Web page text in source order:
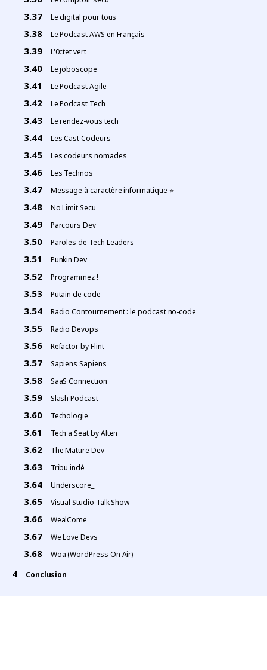
Le digital pour tous
Le Podcast AWS en Français
L'0ctet vert
Le joboscope
Le Podcast Agile
Le Podcast Tech
Le rendez-vous tech
Les Cast Codeurs
Les codeurs nomades
Les Technos
Message à caractère informatique ⭐
No Limit Secu
Parcours Dev
Paroles de Tech Leaders
Punkin Dev
Programmez !
Putain de code
Radio Contournement : le podcast no-code
Radio Devops
Refactor by Flint
Sapiens Sapiens
SaaS Connection
Slash Podcast
Techologie
Tech a Seat by Alten
The Mature Dev
Tribu indé
Underscore_
Visual Studio Talk Show
WealCome
We Love Devs
Woa (WordPress On Air)
Conclusion